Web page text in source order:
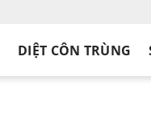
DIỆT CÔN TRÙNG